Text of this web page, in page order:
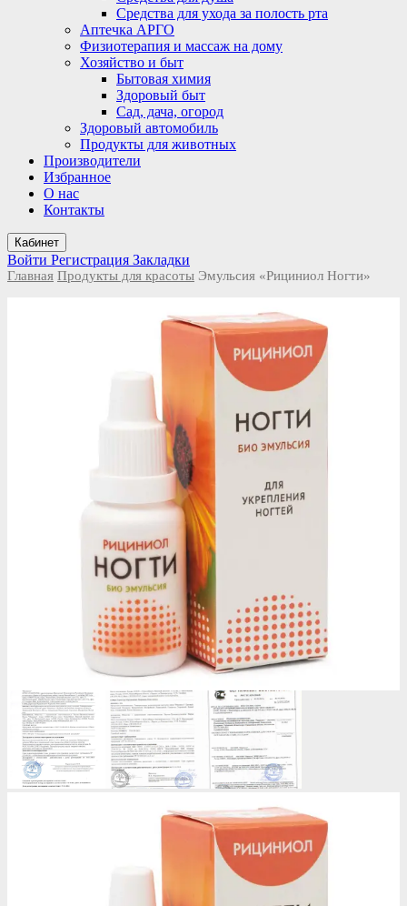
Средства для ухода за полость рта
Аптечка АРГО
Физиотерапия и массаж на дому
Хозяйство и быт
Бытовая химия
Здоровый быт
Сад, дача, огород
Здоровый автомобиль
Продукты для животных
Производители
Избранное
О нас
Контакты
Кабинет
Войти Регистрация Закладки
Главная Продукты для красоты Эмульсия «Рициниол Ногти»